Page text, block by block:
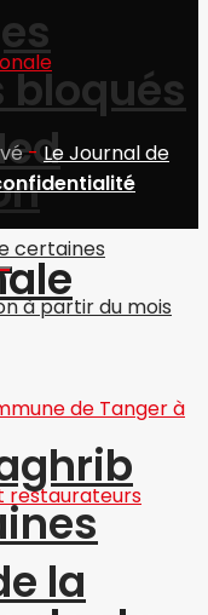
la
- Le Journal de